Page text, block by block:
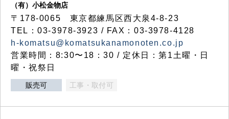
（有）小松金物店
〒178-0065 東京都練馬区西大泉4-8-23
TEL：03-3978-3923 / FAX：03-3978-4128
h-komatsu@komatsukanamonoten.co.jp
営業時間：8:30〜18：30 / 定休日：第1土曜・日
曜・祝祭日
販売可 工事・取付可